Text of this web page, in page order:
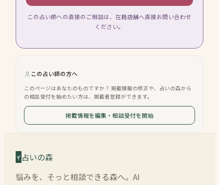
この占い師への直接のご相談は、在籍店舗へ直接お問い合わせ
ください。
この占い師の方へ
このページはあなたのものですか？ 掲載情報の修正や、占いの森から
の相談受付を始めたい方は、掲載者登録ができます。
掲載情報を編集・相談受付を開始
占いの森
悩みを、そっと相談できる森へ。AI